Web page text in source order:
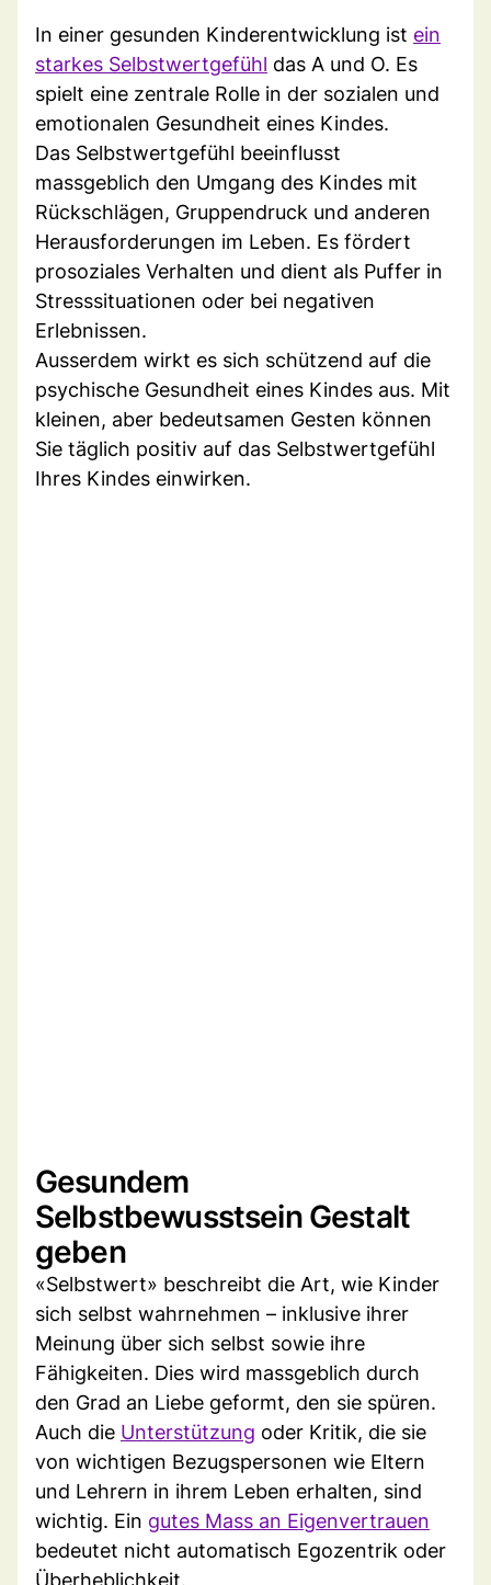
In einer gesunden Kinderentwicklung ist ein
starkes Selbstwertgefühl das A und O. Es
spielt eine zentrale Rolle in der sozialen und
emotionalen Gesundheit eines Kindes.
Das Selbstwertgefühl beeinflusst
massgeblich den Umgang des Kindes mit
Rückschlägen, Gruppendruck und anderen
Herausforderungen im Leben. Es fördert
prosoziales Verhalten und dient als Puffer in
Stresssituationen oder bei negativen
Erlebnissen.
Ausserdem wirkt es sich schützend auf die
psychische Gesundheit eines Kindes aus. Mit
kleinen, aber bedeutsamen Gesten können
Sie täglich positiv auf das Selbstwertgefühl
Ihres Kindes einwirken.
Gesundem
Selbstbewusstsein Gestalt
geben
«Selbstwert» beschreibt die Art, wie Kinder
sich selbst wahrnehmen – inklusive ihrer
Meinung über sich selbst sowie ihre
Fähigkeiten. Dies wird massgeblich durch
den Grad an Liebe geformt, den sie spüren.
Auch die Unterstützung oder Kritik, die sie
von wichtigen Bezugspersonen wie Eltern
und Lehrern in ihrem Leben erhalten, sind
wichtig. Ein gutes Mass an Eigenvertrauen
bedeutet nicht automatisch Egozentrik oder
Überheblichkeit.